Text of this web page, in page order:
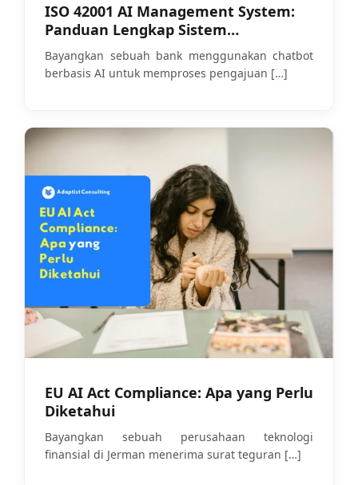
ISO 42001 AI Management System:
Panduan Lengkap Sistem
Manajemen Kecerdasan Buatan
untuk Perusahaan
Bayangkan sebuah bank menggunakan chatbot
berbasis AI untuk memproses pengajuan […]
EU AI Act Compliance: Apa yang Perlu
Diketahui
Bayangkan sebuah perusahaan teknologi
finansial di Jerman menerima surat teguran […]